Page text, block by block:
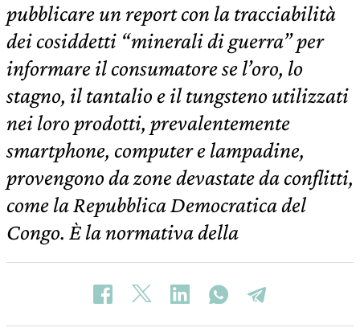
pubblicare un report con la tracciabilità
dei cosiddetti “minerali di guerra” per
informare il consumatore se l’oro, lo
stagno, il tantalio e il tungsteno utilizzati
nei loro prodotti, prevalentemente
smartphone, computer e lampadine,
provengono da zone devastate da conflitti,
come la Repubblica Democratica del
Congo. È la normativa della